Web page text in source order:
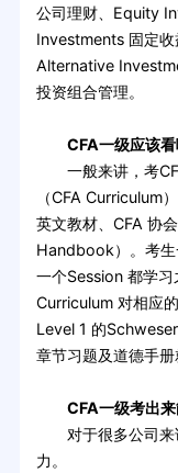
公司理财、Equity
Investments 固定收
Alternative
投资组合管理。
CFA一级应该看
一般来讲，考
（CFA Curriculum
英文教材、CFA 协
Handbook）。考
一个Session 都学
Curriculum 对相应
Level 1 的
章节习题及道德手册
CFA一级考出来
对于很多公司来
力。